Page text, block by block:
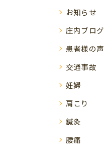
お知らせ
庄内ブログ
患者様の声
交通事故
妊婦
肩こり
鍼灸
腰痛